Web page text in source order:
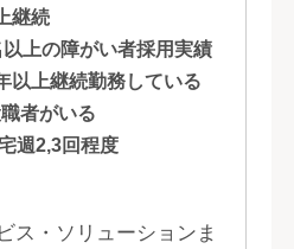
継続
上の障がい者採用実績
以上継続勤務している
者がいる
週2,3回程度
ス・ソリューションま